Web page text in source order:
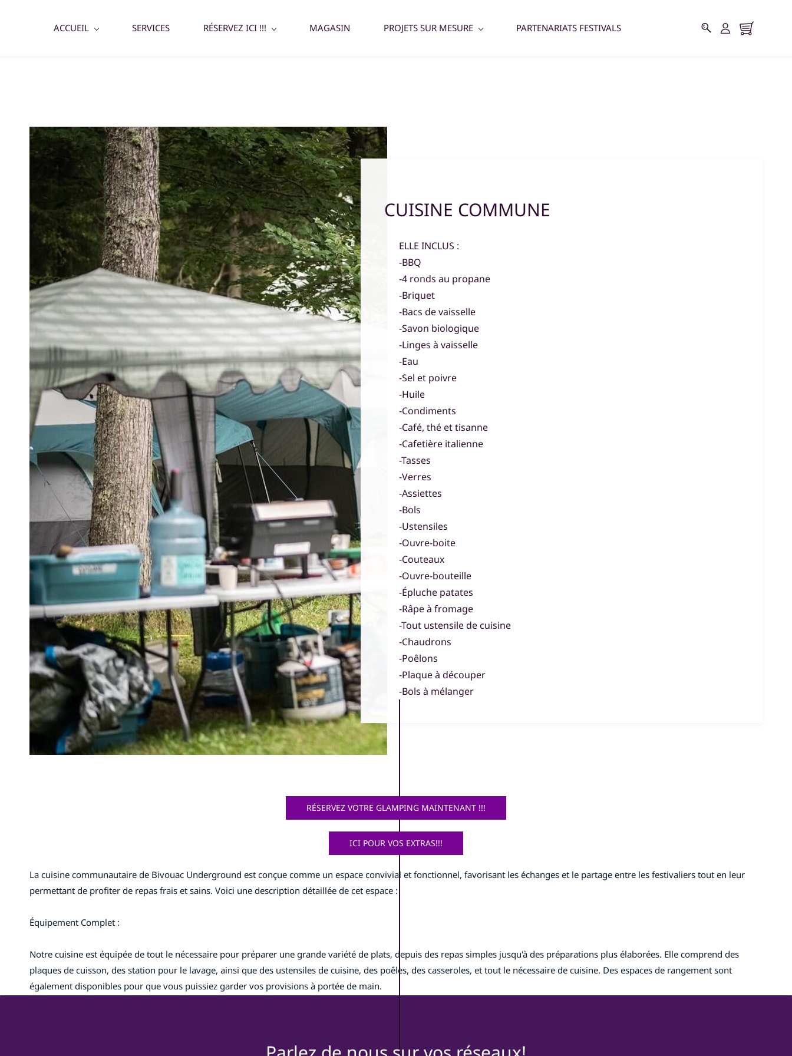
ACCUEIL SERVICES RÉSERVEZ ICI !!! MAGASIN PROJETS SUR MESURE PARTENARIATS FESTIVALS
CUISINE COMMUNE
ELLE INCLUS :
-BBQ
-4 ronds au propane
-Briquet
-Bacs de vaisselle
-Savon biologique
-Linges à vaisselle
-Eau
-Sel et poivre
-Huile
-Condiments
-Café, thé et tisanne
-Cafetière italienne
-Tasses
-Verres
-Assiettes
-Bols
-Ustensiles
-Ouvre-boite
-Couteaux
-Ouvre-bouteille
-Épluche patates
-Râpe à fromage
-Tout ustensile de cuisine
-Chaudrons
-Poêlons
-Plaque à découper
-Bols à mélanger
RÉSERVEZ VOTRE GLAMPING MAINTENANT !!!
ICI POUR VOS EXTRAS!!!
La cuisine communautaire de Bivouac Underground est conçue comme un espace convivial et fonctionnel, favorisant les échanges et le partage entre les festivaliers tout en leur
permettant de profiter de repas frais et sains. Voici une description détaillée de cet espace :
Équipement Complet :
Notre cuisine est équipée de tout le nécessaire pour préparer une grande variété de plats, depuis des repas simples jusqu'à des préparations plus élaborées. Elle comprend des
plaques de cuisson, des station pour le lavage, ainsi que des ustensiles de cuisine, des poêles, des casseroles, et tout le nécessaire de cuisine. Des espaces de rangement sont
également disponibles pour que vous puissiez garder vos provisions à portée de main.